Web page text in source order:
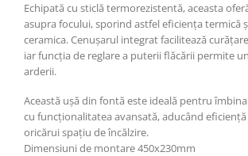
Echipată cu sticlă termorezistentă, aceasta
asupra focului, sporind astfel eficiența termică
ceramica. Cenușarul integrat facilitează
iar funcția de reglare a puterii flăcării permite
arderii.
Această ușă din fontă este ideală pentru
cu funcționalitatea avansată, aducând eficiență
oricărui spațiu de încălzire.
Dimensiuni de montare 450x230mm